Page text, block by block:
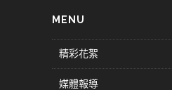
MENU
精彩花絮
媒體報導